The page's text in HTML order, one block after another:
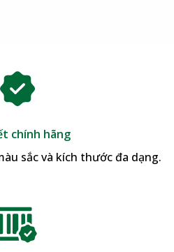
chính hãng
sắc và kích thước đa dạng.